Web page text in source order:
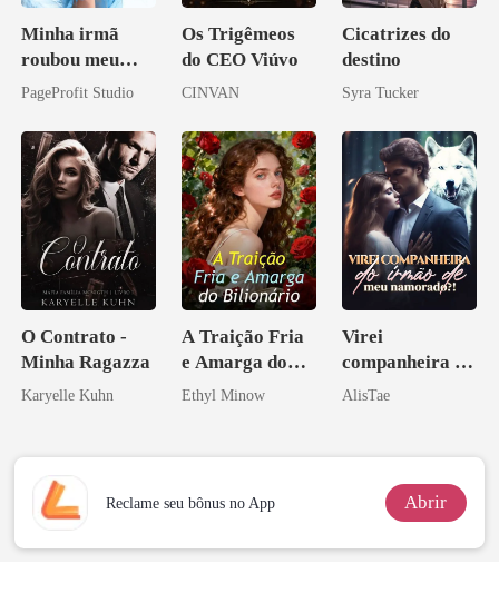
Minha irmã
roubou meu
companheiro e
PageProfit Studio
Os Trigêmeos
do CEO Viúvo
CINVAN
Cicatrizes do
destino
Syra Tucker
O Contrato -
Minha Ragazza
Karyelle Kuhn
A Traição Fria
e Amarga do
Bilionário
Ethyl Minow
Virei
companheira do
irmão de meu
AlisTae
Reclame seu bônus no App Abrir